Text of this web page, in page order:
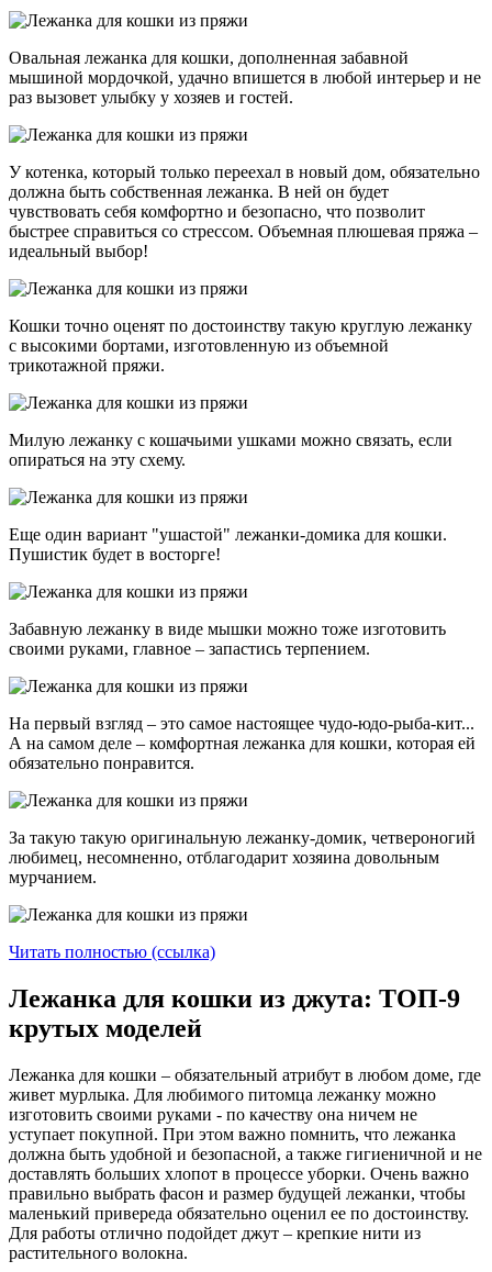
Овальная лежанка для кошки, дополненная забавной
мышиной мордочкой, удачно впишется в любой интерьер и не
раз вызовет улыбку у хозяев и гостей.
У котенка, который только переехал в новый дом, обязательно
должна быть собственная лежанка. В ней он будет
чувствовать себя комфортно и безопасно, что позволит
быстрее справиться со стрессом. Объемная плюшевая пряжа –
идеальный выбор!
Кошки точно оценят по достоинству такую круглую лежанку
с высокими бортами, изготовленную из объемной
трикотажной пряжи.
Милую лежанку с кошачьими ушками можно связать, если
опираться на эту схему.
Еще один вариант "ушастой" лежанки-домика для кошки.
Пушистик будет в восторге!
Забавную лежанку в виде мышки можно тоже изготовить
своими руками, главное – запастись терпением.
На первый взгляд – это самое настоящее чудо-юдо-рыба-кит...
А на самом деле – комфортная лежанка для кошки, которая ей
обязательно понравится.
За такую такую оригинальную лежанку-домик, четвероногий
любимец, несомненно, отблагодарит хозяина довольным
мурчанием.
Читать полностью (ссылка)
Лежанка для кошки из джута: ТОП-9
крутых моделей
Лежанка для кошки – обязательный атрибут в любом доме, где
живет мурлыка. Для любимого питомца лежанку можно
изготовить своими руками - по качеству она ничем не
уступает покупной. При этом важно помнить, что лежанка
должна быть удобной и безопасной, а также гигиеничной и не
доставлять больших хлопот в процессе уборки. Очень важно
правильно выбрать фасон и размер будущей лежанки, чтобы
маленький привереда обязательно оценил ее по достоинству.
Для работы отлично подойдет джут – крепкие нити из
растительного волокна.